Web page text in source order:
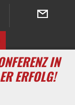
IN
ERFOLG!